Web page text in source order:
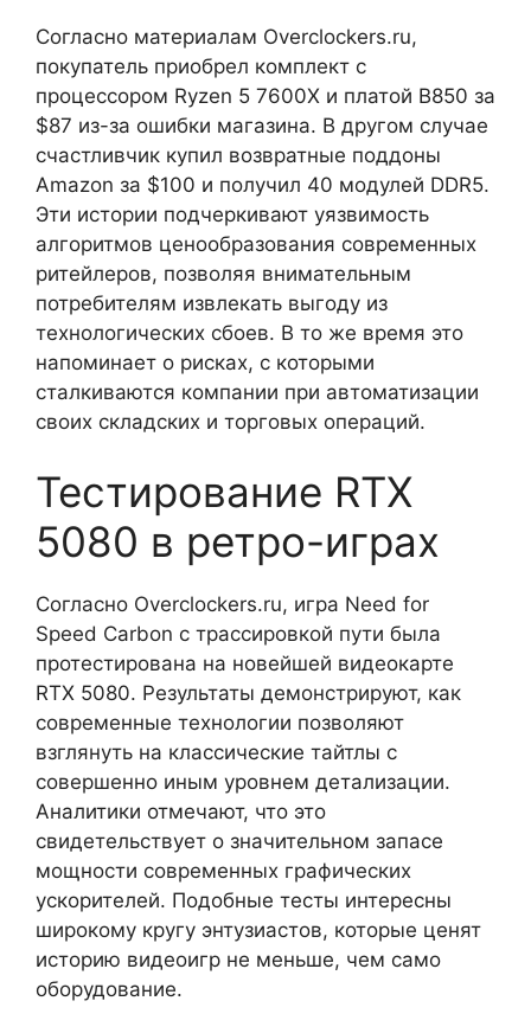
Согласно материалам Overclockers.ru,
покупатель приобрел комплект с
процессором Ryzen 5 7600X и платой B850 за
$87 из-за ошибки магазина. В другом случае
счастливчик купил возвратные поддоны
Amazon за $100 и получил 40 модулей DDR5.
Эти истории подчеркивают уязвимость
алгоритмов ценообразования современных
ритейлеров, позволяя внимательным
потребителям извлекать выгоду из
технологических сбоев. В то же время это
напоминает о рисках, с которыми
сталкиваются компании при автоматизации
своих складских и торговых операций.
Тестирование RTX
5080 в ретро-играх
Согласно Overclockers.ru, игра Need for
Speed Carbon с трассировкой пути была
протестирована на новейшей видеокарте
RTX 5080. Результаты демонстрируют, как
современные технологии позволяют
взглянуть на классические тайтлы с
совершенно иным уровнем детализации.
Аналитики отмечают, что это
свидетельствует о значительном запасе
мощности современных графических
ускорителей. Подобные тесты интересны
широкому кругу энтузиастов, которые ценят
историю видеоигр не меньше, чем само
оборудование.